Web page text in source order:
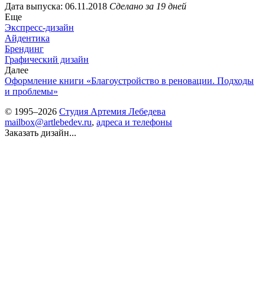
Дата выпуска: 06.11.2018 Сделано за 19 дней
Еще
Экспресс-дизайн
Айдентика
Брендинг
Графический дизайн
Далее
Оформление книги «Благоустройство в реновации. Подходы
и проблемы»
© 1995–2026 Студия Артемия Лебедева
mailbox@artlebedev.ru, адреса и телефоны
Заказать дизайн...